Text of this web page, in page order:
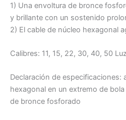
1) Una envoltura de bronce
y brillante con un sostenido
2) El cable de núcleo hexagonal
Calibres: 11, 15, 22, 30, 40, 50
Declaración de especificaciones:
hexagonal en un extremo de
de bronce fosforado